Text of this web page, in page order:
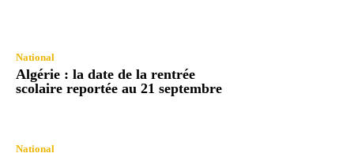
National
Algérie : la date de la rentrée
scolaire reportée au 21 septembre
National